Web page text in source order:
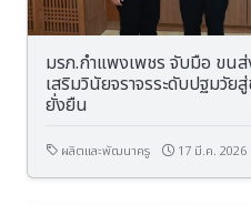
มรภ.กำแพงเพชร จับมือ ขน
เสริมวินัยจราจรระดับปฐมวั
ยั่งยืน
ผลิตและพัฒนาครู 17 มี.ค. 2026